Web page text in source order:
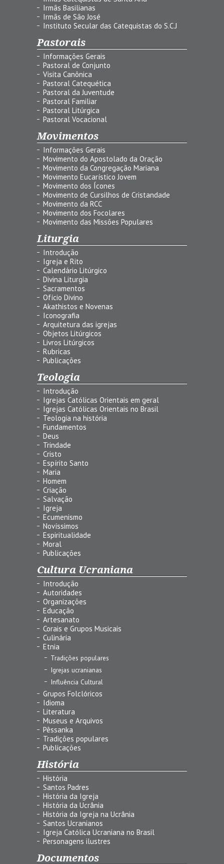
Irmãs Basilianas
Irmãs de São José
Instituto Secular das Catequistas do S.C.J
Pastorais
Informações Gerais
Pastoral de Conjunto
Visita Canônica
Pastoral Catequética
Pastoral da Juventude
Pastoral Familiar
Pastoral Litúrgica
Pastoral Vocacional
Movimentos
Informações Gerais
Movimento do Apostolado da Oração
Movimento da Congregação Mariana
Movimento Eucarístico Jovem
Movimento dos Ícones
Movimento de Cursilhos de Cristandade
Movimento da RCC
Movimento dos Focolares
Movimento das Missões Populares
Liturgia
Introdução
Igreja e Rito
Calendário Litúrgico
Divina Liturgia
Sacramentos
Ofício Divino
Akathistos e Novenas
Iconografia
Arquitetura das igrejas
Objetos Litúrgicos
Livros Litúrgicos
Rubricas
Publicações
Teologia
Introdução
Igrejas Católicas Orientais em geral
Igrejas Católicas Orientais no Brasil
Teologia na história
Fundamentos
Deus
Trindade
Cristo
Espírito Santo
Maria
Homem
Criação
Salvação
Igreja
Ecumenismo
Novíssimos
Espiritualidade
Moral
Publicações
Cultura Ucraniana
Introdução
Autoridades
Organizações
Educação
Artesanato
Corais e Grupos Musicais
Culinária
Etnia
Tradições populares
Igrejas ucranianas
Influência Cultural
Grupos Folclóricos
Idioma
Literatura
Museus e Arquivos
Pêssanka
Tradições populares
Publicações
História
História
Santos Padres
História da Igreja
História da Ucrânia
História da Igreja na Ucrânia
Santos Ucranianos
Igreja Católica Ucraniana no Brasil
Personagens ilustres
Documentos